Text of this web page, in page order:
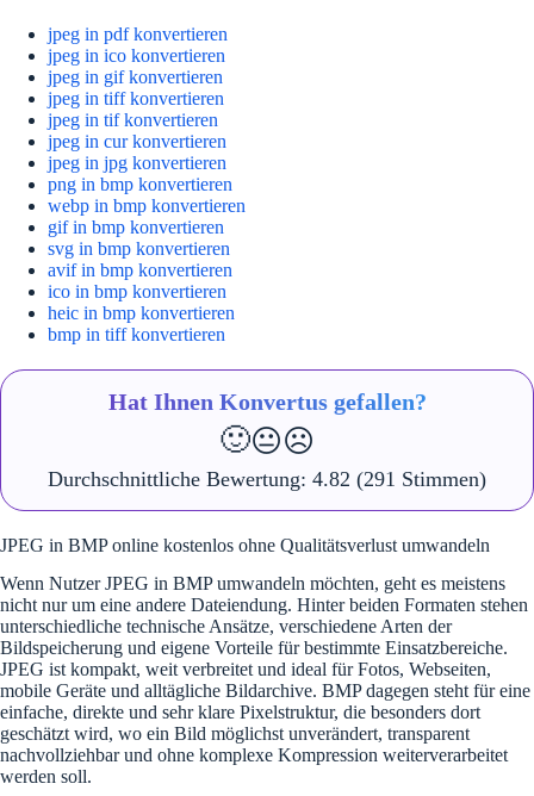
jpeg in pdf konvertieren
jpeg in ico konvertieren
jpeg in gif konvertieren
jpeg in tiff konvertieren
jpeg in tif konvertieren
jpeg in cur konvertieren
jpeg in jpg konvertieren
png in bmp konvertieren
webp in bmp konvertieren
gif in bmp konvertieren
svg in bmp konvertieren
avif in bmp konvertieren
ico in bmp konvertieren
heic in bmp konvertieren
bmp in tiff konvertieren
Hat Ihnen Konvertus gefallen?
🙂😐☹️
Durchschnittliche Bewertung: 4.82 (291 Stimmen)
JPEG in BMP online kostenlos ohne Qualitätsverlust umwandeln
Wenn Nutzer JPEG in BMP umwandeln möchten, geht es meistens
nicht nur um eine andere Dateiendung. Hinter beiden Formaten stehen
unterschiedliche technische Ansätze, verschiedene Arten der
Bildspeicherung und eigene Vorteile für bestimmte Einsatzbereiche.
JPEG ist kompakt, weit verbreitet und ideal für Fotos, Webseiten,
mobile Geräte und alltägliche Bildarchive. BMP dagegen steht für eine
einfache, direkte und sehr klare Pixelstruktur, die besonders dort
geschätzt wird, wo ein Bild möglichst unverändert, transparent
nachvollziehbar und ohne komplexe Kompression weiterverarbeitet
werden soll.